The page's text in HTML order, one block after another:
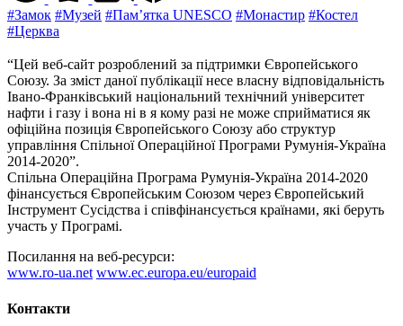
#Замок #Музей #Пам’ятка UNESCO #Монастир #Костел
#Церква
“Цей веб-сайт розроблений за підтримки Європейського
Союзу. За зміст даної публікації несе власну відповідальність
Івано-Франківський національний технічний університет
нафти і газу і вона ні в я кому разі не може сприйматися як
офіційна позиція Європейського Союзу або структур
управління Спільної Операційної Програми Румунія-Україна
2014-2020”.
Спільна Операційна Програма Румунія-Україна 2014-2020
фінансується Європейським Союзом через Європейський
Інструмент Сусідства і співфінансується країнами, які беруть
участь у Програмі.
Посилання на веб-ресурси:
www.ro-ua.net www.ec.europa.eu/europaid
Контакти